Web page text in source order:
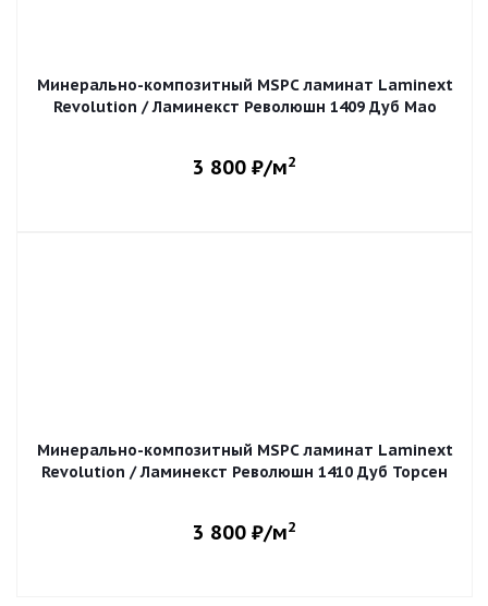
Минерально-композитный MSPC ламинат Laminext
Revolution / Ламинекст Революшн 1409 Дуб Мао
3 800 ₽/м2
Минерально-композитный MSPC ламинат Laminext
Revolution / Ламинекст Революшн 1410 Дуб Торсен
3 800 ₽/м2